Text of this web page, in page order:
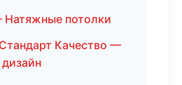
потолки
Качество —